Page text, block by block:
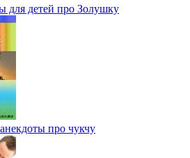
для детей про Золушку
про чукчу